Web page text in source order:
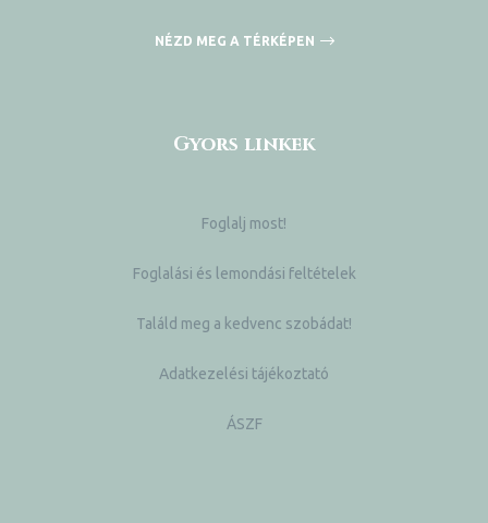
NÉZD MEG A TÉRKÉPEN
Gyors linkek
Foglalj most!
Foglalási és lemondási feltételek
Találd meg a kedvenc szobádat!
Adatkezelési tájékoztató
ÁSZF